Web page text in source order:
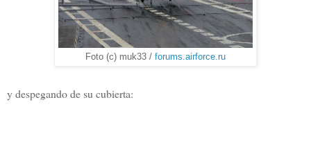
Foto (c) muk33 / forums.airforce.ru
y despegando de su cubierta: